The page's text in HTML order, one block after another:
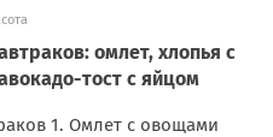
омлет, хлопья с
тост с яйцом
1. Омлет с овощами